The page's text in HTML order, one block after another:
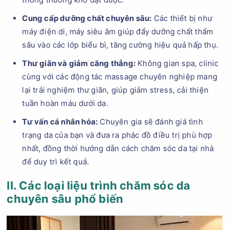
Cung cấp dưỡng chất chuyên sâu: Các thiết bị như
máy điện di, máy siêu âm giúp đẩy dưỡng chất thấm
sâu vào các lớp biểu bì, tăng cường hiệu quả hấp thụ.
Thư giãn và giảm căng thẳng: Không gian spa, clinic
cùng với các động tác massage chuyên nghiệp mang
lại trải nghiệm thư giãn, giúp giảm stress, cải thiện
tuần hoàn máu dưới da.
Tư vấn cá nhân hóa: Chuyên gia sẽ đánh giá tình
trạng da của bạn và đưa ra phác đồ điều trị phù hợp
nhất, đồng thời hướng dẫn cách chăm sóc da tại nhà
để duy trì kết quả.
II. Các loại liệu trình chăm sóc da
chuyên sâu phổ biến